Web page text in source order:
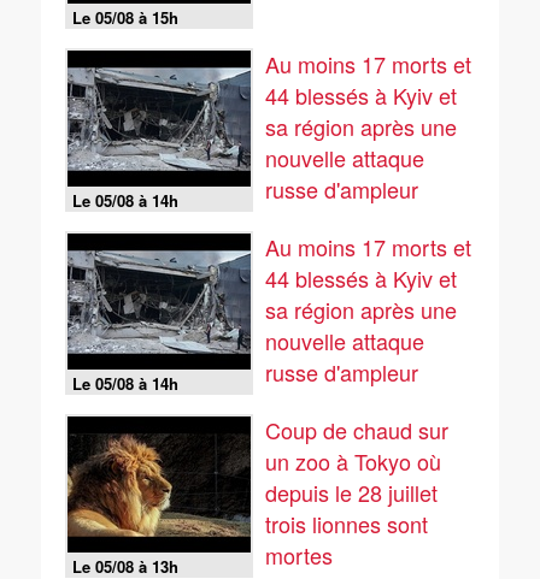
Le 05/08 à 15h
Le 05/08 à 14h
Au moins 17 morts et
44 blessés à Kyiv et
sa région après une
nouvelle attaque
russe d'ampleur
Le 05/08 à 14h
Au moins 17 morts et
44 blessés à Kyiv et
sa région après une
nouvelle attaque
russe d'ampleur
Le 05/08 à 13h
Coup de chaud sur
un zoo à Tokyo où
depuis le 28 juillet
trois lionnes sont
mortes